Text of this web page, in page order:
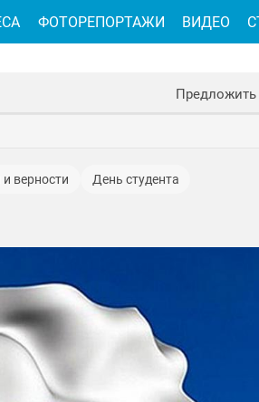
верности
День студента
учителя
День военно-морского флота
дорожного хозяйства
ФОТОРЕПОРТАЖИ ВИДЕО